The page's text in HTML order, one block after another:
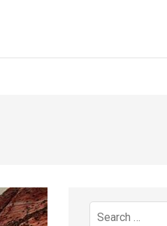
Search